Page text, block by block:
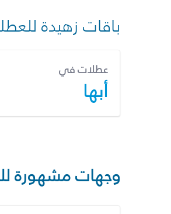
باقات زهيدة
عطلات في
أبها
وجهات مشهورة